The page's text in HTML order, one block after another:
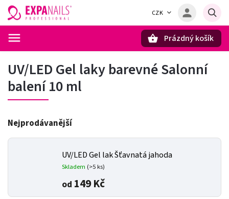
CZK
Prázdný košík
UV/LED Gel laky barevné Salonní
balení 10 ml
Nejprodávanější
UV/LED Gel lak Šťavnatá jahoda
Skladem (>5 ks)
od 149 Kč